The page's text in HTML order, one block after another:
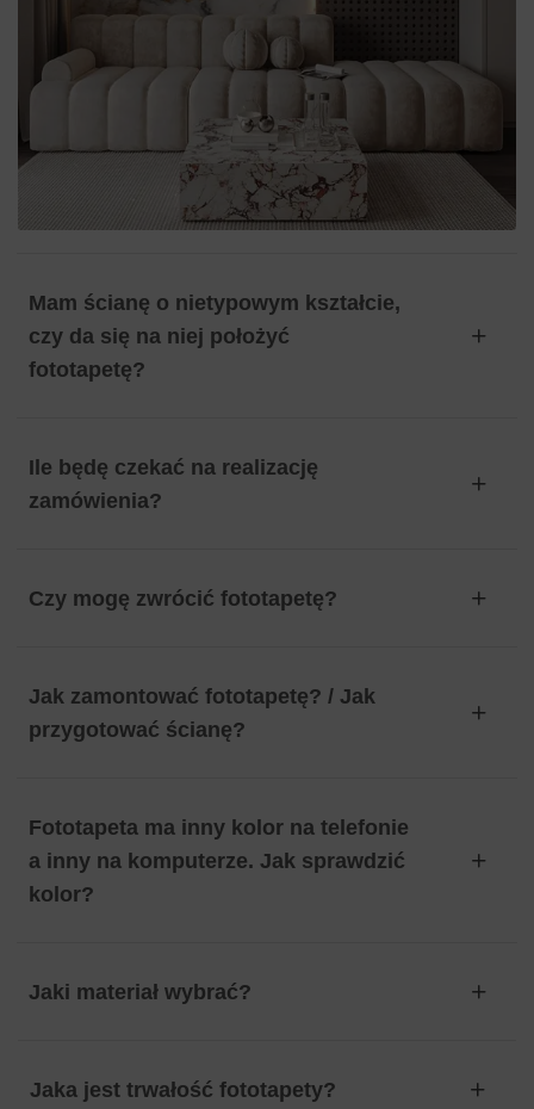
Mam ścianę o nietypowym kształcie,
czy da się na niej położyć
fototapetę?
Ile będę czekać na realizację
zamówienia?
Czy mogę zwrócić fototapetę?
Jak zamontować fototapetę? / Jak
przygotować ścianę?
Fototapeta ma inny kolor na telefonie
a inny na komputerze. Jak sprawdzić
kolor?
Jaki materiał wybrać?
Jaka jest trwałość fototapety?